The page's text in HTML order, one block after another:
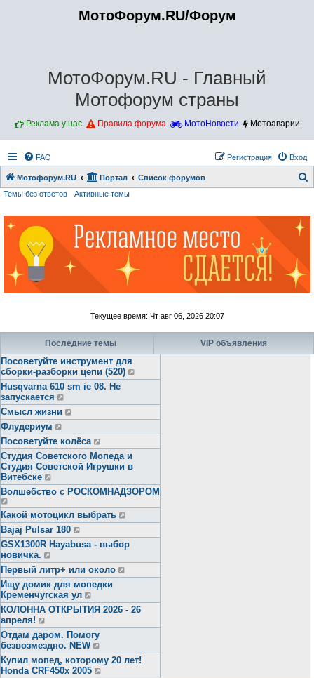
МотоФорум.RU/Форум
МотоФорум.RU - Главный
Мотофорум страны
Реклама у нас Правила форума МотоНовости Мотоаварии
FAQ Вход
Регистрация
Мотофорум.RU Портал Список форумов
Темы без ответов Активные темы
Текущее время: Чт авг 06, 2026 20:07
Последние темы
Посоветуйте инструмент для
сборки-разборки цепи (520)
Husqvarna 610 sm ie 08. Не
запускается
Смысл жизни
Флудериум
Посоветуйте колёса
Студия Советского Мопеда и
Студия Советской Игрушки в
Витебске
Волшебство с РОСКОМНАДЗОРОМ
Какой мотоцикл выбрать
Bajaj Pulsar 180
GSX1300R Hayabusa - выбор
новичка.
Первый литр+ или около
Ищу домик для мопедки
Кременчугская ул
КОЛОННА ОТКРЫТИЯ 2026 - 26
апреля!
Отдам даром. Помогу
безвозмездно. NEW
Купил мопед, которому 20 лет!
Honda CRF450x 2005
VIP объявления